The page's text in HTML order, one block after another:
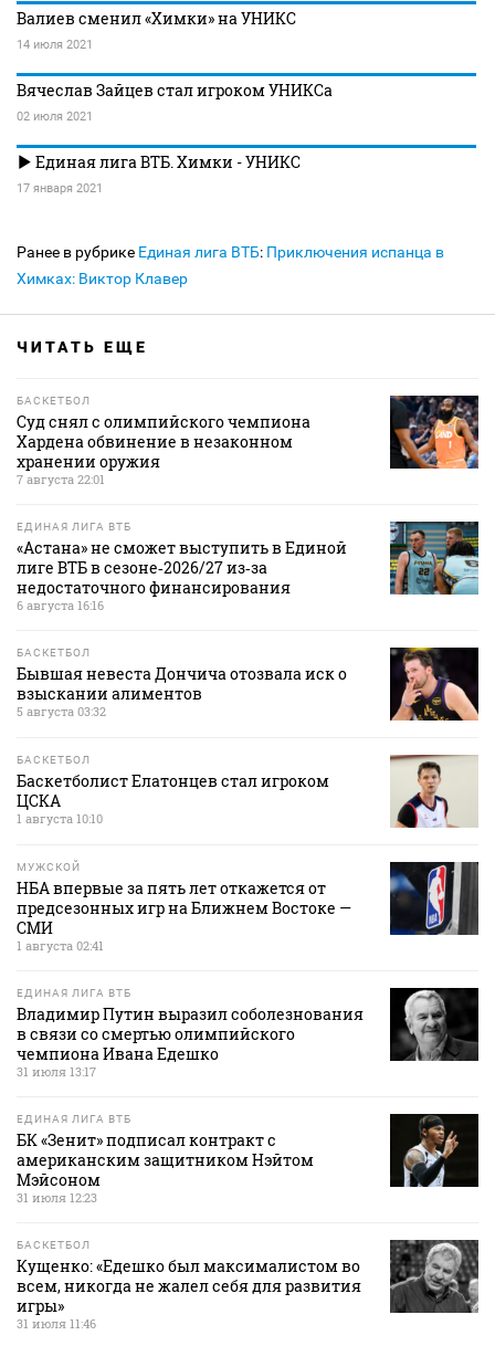
Валиев сменил «Химки» на УНИКС
14 июля 2021
Вячеслав Зайцев стал игроком УНИКСа
02 июля 2021
Единая лига ВТБ. Химки - УНИКС
17 января 2021
Ранее в рубрике Единая лига ВТБ: Приключения испанца в
Химках: Виктор Клавер
ЧИТАТЬ ЕЩЕ
БАСКЕТБОЛ
Суд снял с олимпийского чемпиона
Хардена обвинение в незаконном
хранении оружия
7 августа 22:01
ЕДИНАЯ ЛИГА ВТБ
«Астана» не сможет выступить в Единой
лиге ВТБ в сезоне‑2026/27 из‑за
недостаточного финансирования
6 августа 16:16
БАСКЕТБОЛ
Бывшая невеста Дончича отозвала иск о
взыскании алиментов
5 августа 03:32
БАСКЕТБОЛ
Баскетболист Елатонцев стал игроком
ЦСКА
1 августа 10:10
МУЖСКОЙ
НБА впервые за пять лет откажется от
предсезонных игр на Ближнем Востоке —
СМИ
1 августа 02:41
ЕДИНАЯ ЛИГА ВТБ
Владимир Путин выразил соболезнования
в связи со смертью олимпийского
чемпиона Ивана Едешко
31 июля 13:17
ЕДИНАЯ ЛИГА ВТБ
БК «Зенит» подписал контракт с
американским защитником Нэйтом
Мэйсоном
31 июля 12:23
БАСКЕТБОЛ
Кущенко: «Едешко был максималистом во
всем, никогда не жалел себя для развития
игры»
31 июля 11:46